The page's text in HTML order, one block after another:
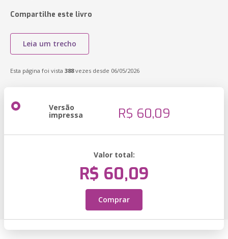
Compartilhe este livro
Leia um trecho
Esta página foi vista 388vezes desde 06/05/2026
Versão
impressa R$ 60,09
Valor total:
R$ 60,09
Comprar